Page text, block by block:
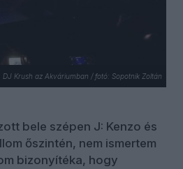
DJ Krush az Akváriumban / fotó: Sopotnik Zoltán
bele szépen J: Kenzo és
őszintén, nem ismertem
bizonyítéka, hogy